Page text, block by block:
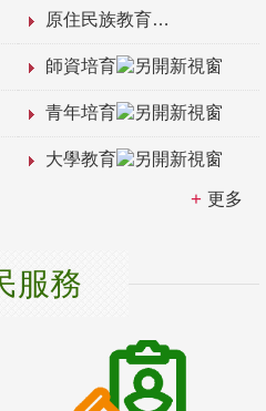
原住民族教育
師資培育
青年培育
大學教育
更多
服務